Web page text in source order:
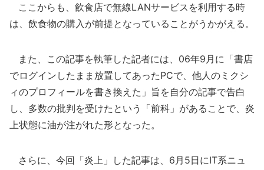
ここからも、飲食店で無線LANサービスを利用する時
は、飲食物の購入が前提となっていることがうかがえる。
また、この記事を執筆した記者には、06年9月に「書店
でログインしたまま放置してあったPCで、他人のミクシ
ィのプロフィールを書き換えた」旨を自分の記事で告白
し、多数の批判を受けたという「前科」があることで、炎
上状態に油が注がれた形となった。
さらに、今回「炎上」した記事は、6月5日にIT系ニュ